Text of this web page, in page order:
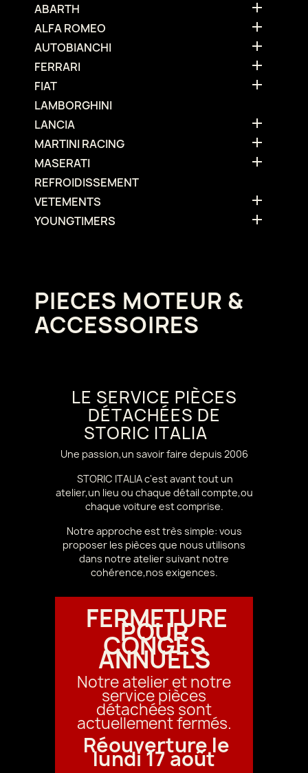
ABARTH 
ALFA ROMEO 
AUTOBIANCHI 
FERRARI 
FIAT 
LAMBORGHINI
LANCIA

MARTINI RACING 
MASERATI 
REFROIDISSEMENT
VETEMENTS

YOUNGTIMERS 
PIECES MOTEUR &
ACCESSOIRES
LE SERVICE PIÈCES
DÉTACHÉES DE
STORIC ITALIA
Une passion,un savoir faire depuis 2006
STORIC ITALIA c'est avant tout un
atelier,un lieu ou chaque détail compte,ou
chaque voiture est comprise.
Notre approche est très simple: vous
proposer les pièces que nous utilisons
dans notre atelier suivant notre
cohérence,nos exigences.
FERMETURE
POUR
CONGÉS
ANNUELS
Notre atelier et notre
service pièces
détachées sont
actuellement fermés.
Réouverture le
lundi 17 août